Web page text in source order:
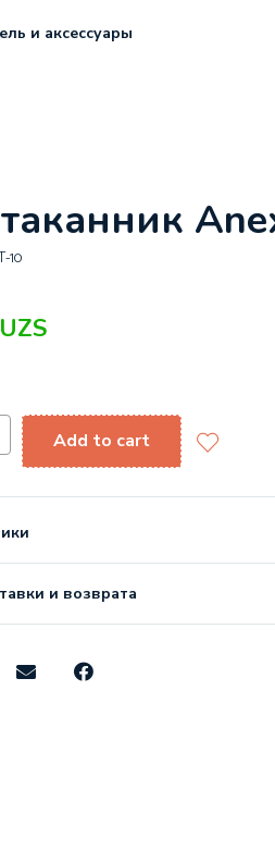
и аксессуары
10
UZS
Add to cart
и возврата